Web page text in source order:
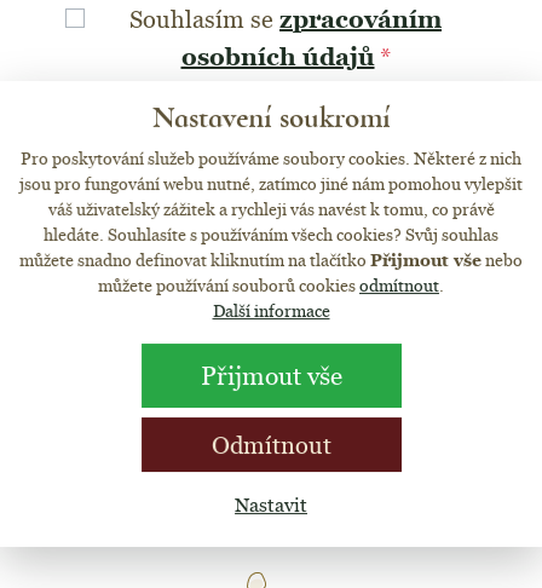
Nastavení soukromí
Pro poskytování služeb používáme soubory cookies. Některé z nich
jsou pro fungování webu nutné, zatímco jiné nám pomohou vylepšit
váš uživatelský zážitek a rychleji vás navést k tomu, co právě
hledáte. Souhlasíte s používáním všech cookies? Svůj souhlas
můžete snadno definovat kliknutím na tlačítko Přijmout všenebo
můžete používání souborů cookiesodmítnout.
Další informace
Přijmout vše
Odmítnout
Nastavit
Souhlasím se zpracováním
osobních údajů *
*Povinné položky.
Odeslat
KONTAKTUJTE NÁS